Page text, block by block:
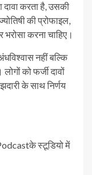
दावा करता है, उसकी
की प्रोफाइल,
करना चाहिए।
नहीं बल्कि
को फर्जी दावों
के साथ निर्णय
Podcastके स्टूडियो में